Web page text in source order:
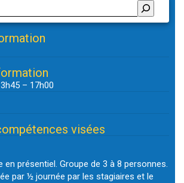
– 17h00
visées
en présentiel. Groupe de 3 à 8 personnes.
par ½ journée par les stagiaires et le